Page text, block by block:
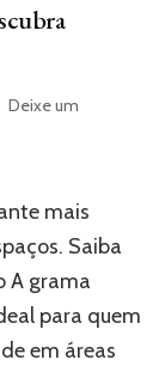
Deixe um
mais
Saiba
A grama
para quem
em áreas